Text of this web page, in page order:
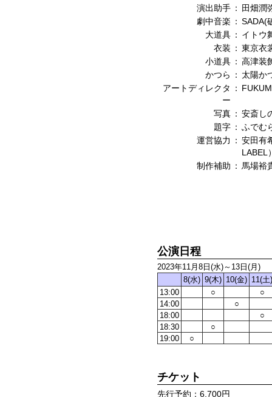
演出助手 ：
田畑潤
劇中音楽 ： SADA(
大道具 ： イトウ
衣装 ： 東京衣
小道具 ： 高津装
かつら
： 太陽か
アートディレクタ
ー
：
写真 ： 安斎し
題字 ： ふでむ
運営協力
： 安田有
LABEL
制作補助 ： 馬場裕
公演日程
2023年11月8日(水)～13日(月)
8(水) 9(木) 10(金) 11(土)
13:00
○
○
14:00
○
18:00
○
18:30
○
19:00
○
チケット
先行予約：6,700円